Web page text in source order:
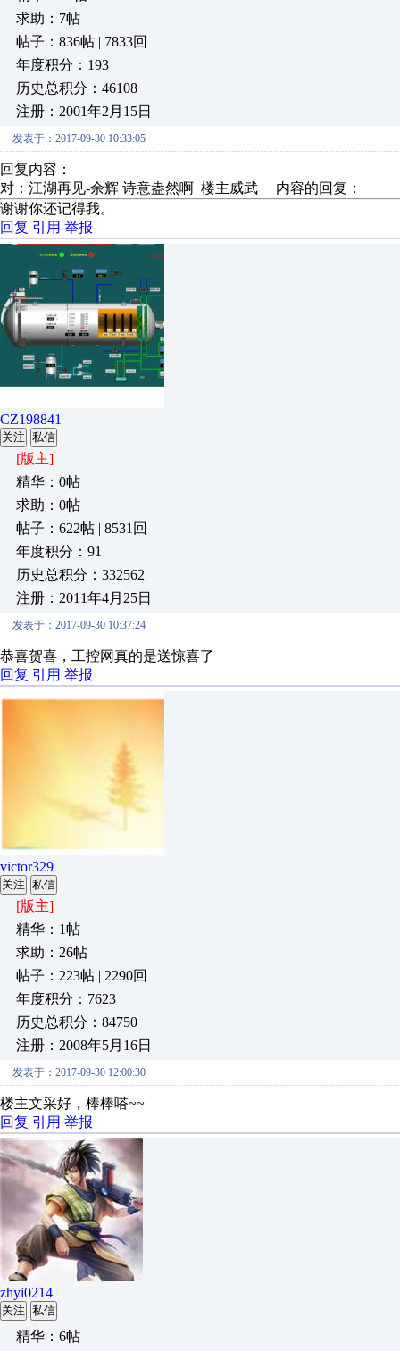
求助：7帖
帖子：836帖 | 7833回
年度积分：193
历史总积分：46108
注册：2001年2月15日
发表于：2017-09-30 10:33:05
回复内容：
对：江湖再见-余辉 诗意盎然啊 楼主威武 内容的回复：
谢谢你还记得我。
回复 引用 举报
CZ198841
关注 私信
[版主]
精华：0帖
求助：0帖
帖子：622帖 | 8531回
年度积分：91
历史总积分：332562
注册：2011年4月25日
发表于：2017-09-30 10:37:24
恭喜贺喜，工控网真的是送惊喜了
回复 引用 举报
victor329
关注 私信
[版主]
精华：1帖
求助：26帖
帖子：223帖 | 2290回
年度积分：7623
历史总积分：84750
注册：2008年5月16日
发表于：2017-09-30 12:00:30
楼主文采好，棒棒嗒~~
回复 引用 举报
zhyi0214
关注 私信
精华：6帖